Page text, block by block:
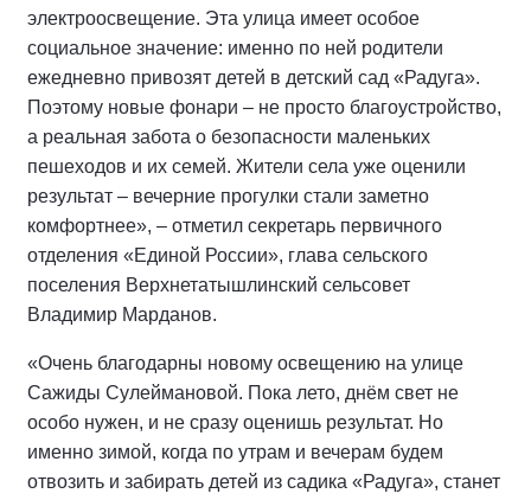
электроосвещение. Эта улица имеет особое
социальное значение: именно по ней родители
ежедневно привозят детей в детский сад «Радуга».
Поэтому новые фонари – не просто благоустройство,
а реальная забота о безопасности маленьких
пешеходов и их семей. Жители села уже оценили
результат – вечерние прогулки стали заметно
комфортнее», – отметил секретарь первичного
отделения «Единой России», глава сельского
поселения Верхнетатышлинский сельсовет
Владимир Марданов.
«Очень благодарны новому освещению на улице
Сажиды Сулеймановой. Пока лето, днём свет не
особо нужен, и не сразу оценишь результат. Но
именно зимой, когда по утрам и вечерам будем
отвозить и забирать детей из садика «Радуга», станет